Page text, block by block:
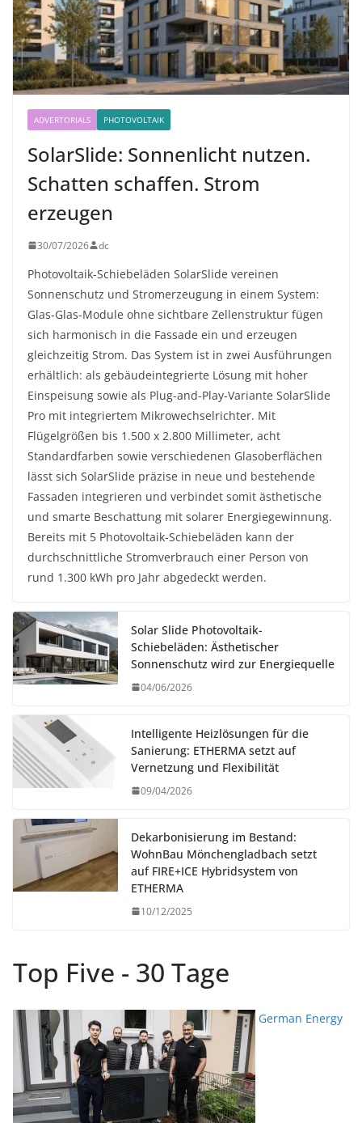
ADVERTORIALS PHOTOVOLTAIK
SolarSlide: Sonnenlicht nutzen.
Schatten schaffen. Strom
erzeugen
30/07/2026 dc
Photovoltaik-Schiebeläden SolarSlide vereinen
Sonnenschutz und Stromerzeugung in einem System:
Glas-Glas-Module ohne sichtbare Zellenstruktur fügen
sich harmonisch in die Fassade ein und erzeugen
gleichzeitig Strom. Das System ist in zwei Ausführungen
erhältlich: als gebäudeintegrierte Lösung mit hoher
Einspeisung sowie als Plug-and-Play-Variante SolarSlide
Pro mit integriertem Mikrowechselrichter. Mit
Flügelgrößen bis 1.500 x 2.800 Millimeter, acht
Standardfarben sowie verschiedenen Glasoberflächen
lässt sich SolarSlide präzise in neue und bestehende
Fassaden integrieren und verbindet somit ästhetische
und smarte Beschattung mit solarer Energiegewinnung.
Bereits mit 5 Photovoltaik-Schiebeläden kann der
durchschnittliche Stromverbrauch einer Person von
rund 1.300 kWh pro Jahr abgedeckt werden.
Solar Slide Photovoltaik-
Schiebeläden: Ästhetischer
Sonnenschutz wird zur Energiequelle
04/06/2026
Intelligente Heizlösungen für die
Sanierung: ETHERMA setzt auf
Vernetzung und Flexibilität
09/04/2026
Dekarbonisierung im Bestand:
WohnBau Mönchengladbach setzt
auf FIRE+ICE Hybridsystem von
ETHERMA
10/12/2025
Top Five - 30 Tage
German Energy